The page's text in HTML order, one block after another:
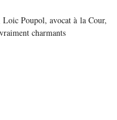
Poupol, avocat à la Cour,
charmants